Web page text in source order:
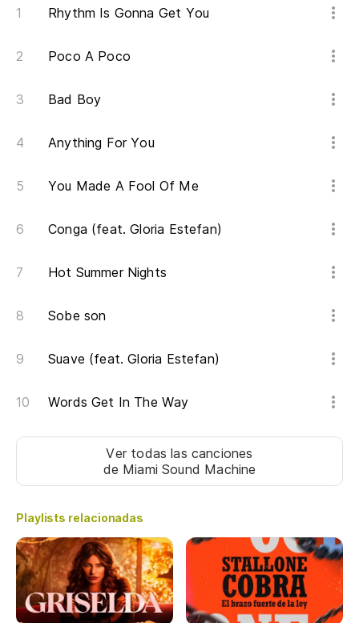
Rhythm Is Gonna Get You
Poco A Poco
Bad Boy
Anything For You
You Made A Fool Of Me
Conga (feat. Gloria Estefan)
Hot Summer Nights
Sobe son
Suave (feat. Gloria Estefan)
Words Get In The Way
Ver todas las canciones
de Miami Sound Machine
Playlists relacionadas